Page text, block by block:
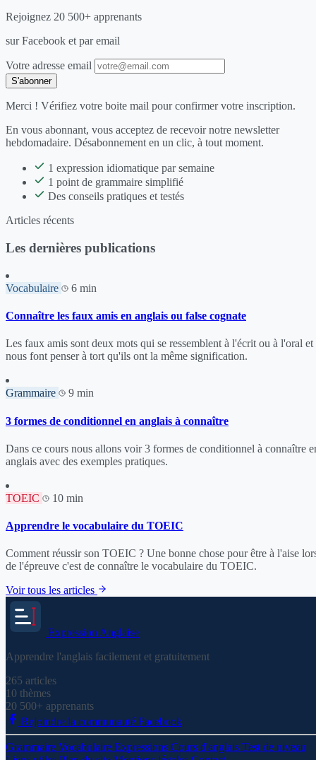
Rejoignez 20 500+ apprenants
sur Facebook et par email
Votre adresse email
S'abonner
Merci ! Vérifiez votre boite mail pour confirmer votre inscription.
En vous abonnant, vous acceptez de recevoir notre newsletter
hebdomadaire. Désabonnement en un clic, à tout moment.
1 expression idiomatique par semaine
1 point de grammaire simplifié
Des conseils pratiques et testés
Articles récents
Les dernières publications
Vocabulaire 6 min
Connaître les faux amis en anglais ou false cognate
Les faux amis sont deux mots qui se ressemblent à l'écrit ou à l'oral et
nous font penser à tort qu'ils ont la même signification.
Grammaire 9 min
3 formes de conditionnel en anglais à connaître
Dans ce cours nous allons voir 3 formes de conditionnel à connaître
anglais avec des exemples pratiques.
TOEIC 10 min
Apprendre le vocabulaire du TOEIC
Comment réussir son TOEIC ? Une bonne chose pour être à l'aise
de l'épreuve c'est de connaître le vocabulaire du TOEIC.
Voir tous les articles
ExpressionAnglaise
Apprendre l'anglais facilement et gratuitement
265 articles
10 thèmes
20 500+ apprenants
Rejoindre la communauté Facebook
Grammaire Vocabulaire Expressions Cours d'anglais Test de niveau